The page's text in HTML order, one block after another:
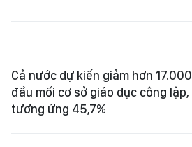
Cả nước dự kiến giảm hơn 17.000
đầu mối cơ sở giáo dục công lập,
tương ứng 45,7%